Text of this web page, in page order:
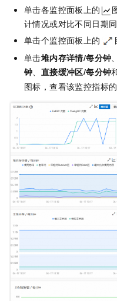
单击各监控面板上的
计情况或对比不同日期
单击个监控面板上的
单击堆内存详情/每分钟
钟
直接缓冲区/每分钟
图标，查看该监控指标的